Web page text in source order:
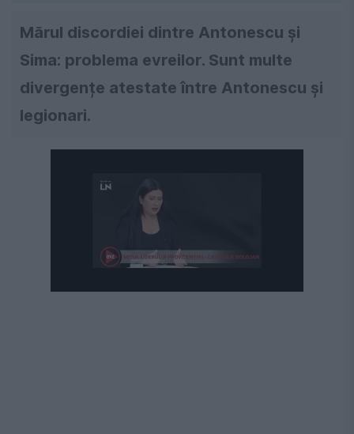
Mărul discordiei dintre Antonescu și
Sima: problema evreilor. Sunt multe
divergențe atestate între Antonescu și
legionari.